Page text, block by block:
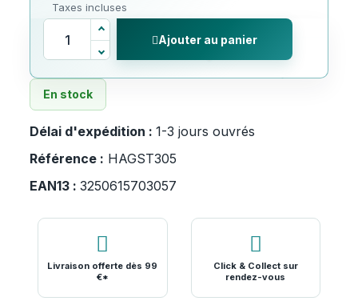
Taxes incluses
Ajouter au panier
En stock
Délai d'expédition : 1-3 jours ouvrés
Référence : HAGST305
EAN13 : 3250615703057
Livraison offerte dès 99
€*
Click & Collect sur
rendez-vous